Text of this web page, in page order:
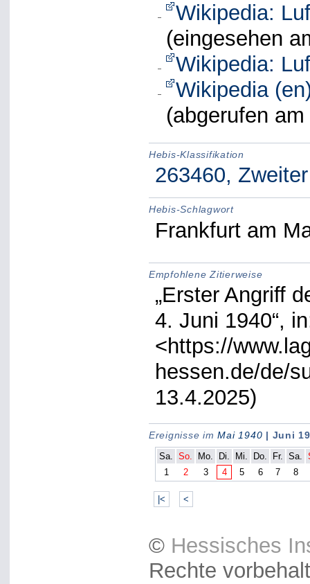
Wikipedia:
(eingesehen
Wikipedia:
Wikipedia
(abgerufen
Hebis-Klassifikation
263460,
Hebis-Schlagwort
Frankfurt am
Empfohlene Zitierweise
„Erster Angriff
4. Juni 1940“,
<https://
hessen.de/de/
13.4.2025)
Ereignisse imMai 1940 | Juni
Sa. So. Mo. Di. Mi. Do. Fr. Sa.
1
2 3 4 5 6 7 8
|< <
© Hessisches
Rechte